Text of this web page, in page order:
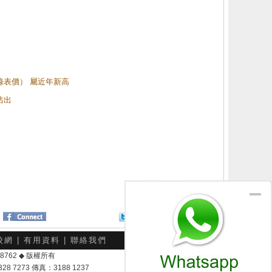
表價） 屬近年新高
出
分享給朋友
網 有用資料 聯絡我們
◆ 版權所有
7273 傳真：3188 1237